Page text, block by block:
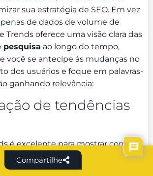
sua estratégia de SEO. Em vez
de dados de volume de
Trends oferece uma visão clara das
pesquisa ao longo do tempo,
você se antecipe às mudanças no
dos usuários e foque em palavras-
ganhando relevância:
de tendências
é excelente para mostrar como a
uma palavra-chave varia ao longo
termos relacionados a datas
Compartilhe